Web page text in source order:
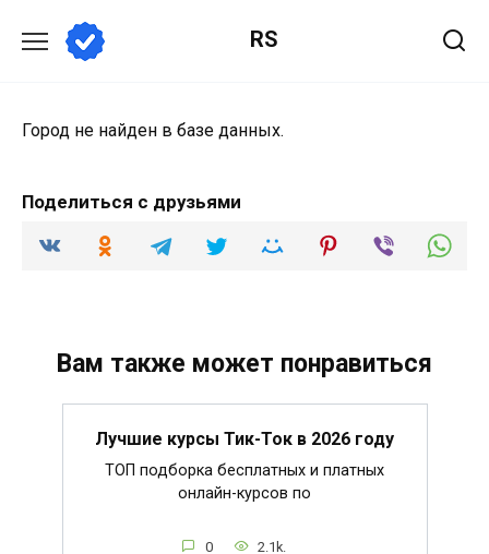
содержанию
RS
Город не найден в базе данных.
Поделиться с друзьями
Вам также может понравиться
Лучшие курсы Тик-Ток в 2026 году
ТОП подборка бесплатных и платных
онлайн-курсов по
0 2.1k.